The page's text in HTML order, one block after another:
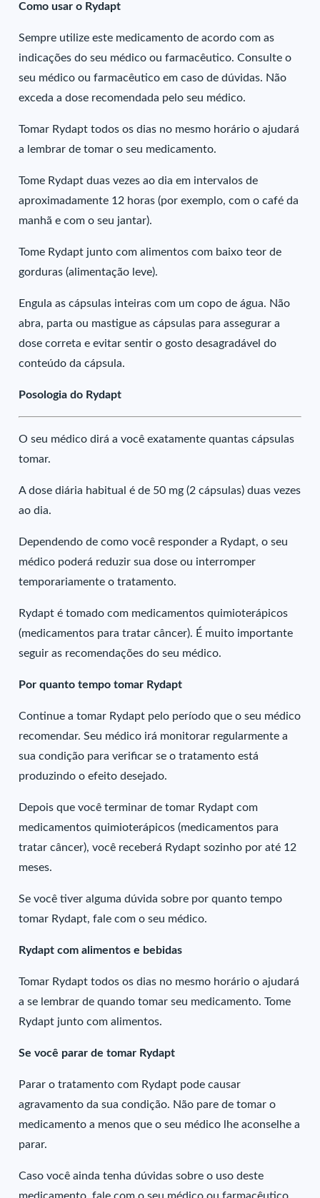
Como usar o Rydapt
Sempre utilize este medicamento de acordo com as
indicações do seu médico ou farmacêutico. Consulte o
seu médico ou farmacêutico em caso de dúvidas. Não
exceda a dose recomendada pelo seu médico.
Tomar Rydapt todos os dias no mesmo horário o ajudará
a lembrar de tomar o seu medicamento.
Tome Rydapt duas vezes ao dia em intervalos de
aproximadamente 12 horas (por exemplo, com o café da
manhã e com o seu jantar).
Tome Rydapt junto com alimentos com baixo teor de
gorduras (alimentação leve).
Engula as cápsulas inteiras com um copo de água. Não
abra, parta ou mastigue as cápsulas para assegurar a
dose correta e evitar sentir o gosto desagradável do
conteúdo da cápsula.
Posologia do Rydapt
O seu médico dirá a você exatamente quantas cápsulas
tomar.
A dose diária habitual é de 50 mg (2 cápsulas) duas vezes
ao dia.
Dependendo de como você responder a Rydapt, o seu
médico poderá reduzir sua dose ou interromper
temporariamente o tratamento.
Rydapt é tomado com medicamentos quimioterápicos
(medicamentos para tratar câncer). É muito importante
seguir as recomendações do seu médico.
Por quanto tempo tomar Rydapt
Continue a tomar Rydapt pelo período que o seu médico
recomendar. Seu médico irá monitorar regularmente a
sua condição para verificar se o tratamento está
produzindo o efeito desejado.
Depois que você terminar de tomar Rydapt com
medicamentos quimioterápicos (medicamentos para
tratar câncer), você receberá Rydapt sozinho por até 12
meses.
Se você tiver alguma dúvida sobre por quanto tempo
tomar Rydapt, fale com o seu médico.
Rydapt com alimentos e bebidas
Tomar Rydapt todos os dias no mesmo horário o ajudará
a se lembrar de quando tomar seu medicamento. Tome
Rydapt junto com alimentos.
Se você parar de tomar Rydapt
Parar o tratamento com Rydapt pode causar
agravamento da sua condição. Não pare de tomar o
medicamento a menos que o seu médico lhe aconselhe a
parar.
Caso você ainda tenha dúvidas sobre o uso deste